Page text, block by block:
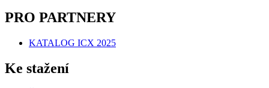
PRO PARTNERY
KATALOG ICX 2025
Ke stažení